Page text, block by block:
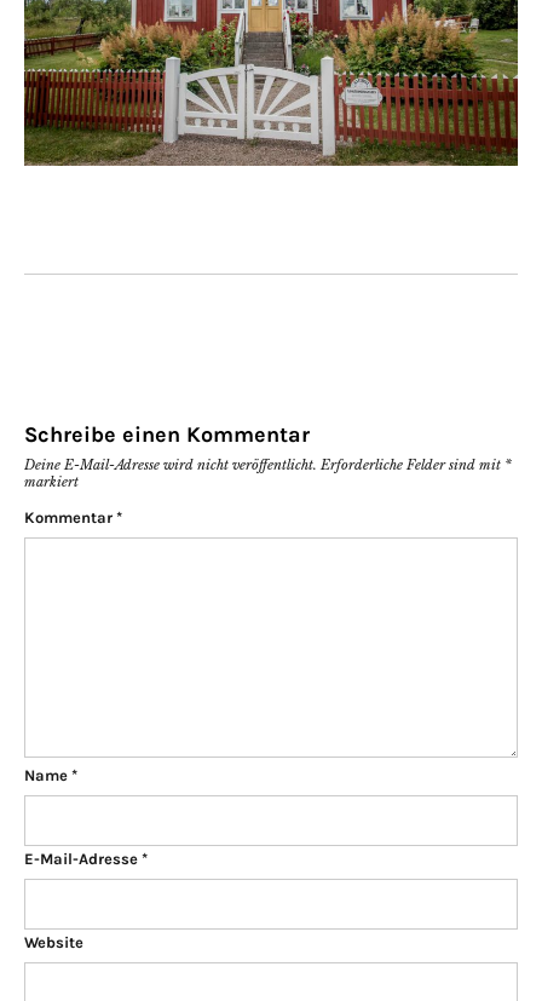
Schreibe einen Kommentar
Deine E-Mail-Adresse wird nicht veröffentlicht. Erforderliche Felder sind mit *
markiert
Kommentar *
Name *
E-Mail-Adresse *
Website